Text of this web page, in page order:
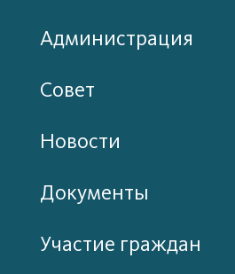
Администрация
Совет
Новости
Документы
Участие граждан